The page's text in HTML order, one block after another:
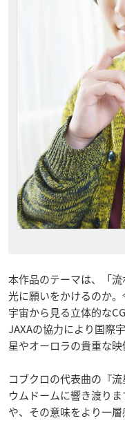
本作品のテーマは、「
光に願いをかけるのか
宇宙から見る立体的な
JAXAの協力により国際
星やオーロラの貴重な映
コブクロの代表曲の『
ウムドームに響き渡り
や、その意味をより一層